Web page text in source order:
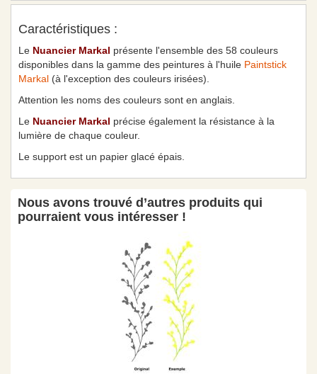
Caractéristiques :
Le Nuancier Markal présente l'ensemble des 58 couleurs
disponibles dans la gamme des peintures à l'huile Paintstick
Markal (à l'exception des couleurs irisées).
Attention les noms des couleurs sont en anglais.
Le Nuancier Markal précise également la résistance à la
lumière de chaque couleur.
Le support est un papier glacé épais.
Nous avons trouvé d’autres produits qui
pourraient vous intéresser !